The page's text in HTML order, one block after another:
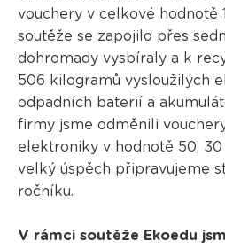
vouchery v celkové hodnotě
soutěže se zapojilo přes
dohromady vysbíraly a k
506 kilogramů vysloužilých
odpadních baterií a
firmy jsme odměnili
elektroniky v hodnotě 50,
velký úspěch připravujeme
ročníku.
V rámci soutěže Ekoedu